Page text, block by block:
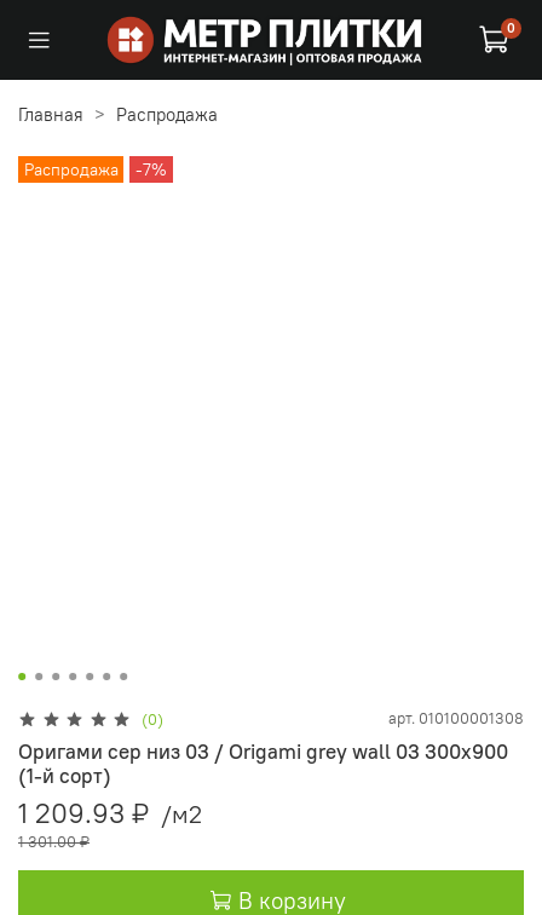
0
Главная Распродажа
Распродажа -7%
(0) арт. 010100001308
Оригами сер низ 03 / Origami grey wall 03 300х900
(1-й сорт)
1 209.93 ₽ /м2
1 301.00 ₽
В корзину